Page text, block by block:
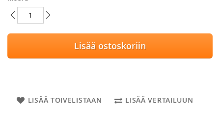
Lisää ostoskoriin
LISÄÄ TOIVELISTAAN LISÄÄ VERTAILUUN